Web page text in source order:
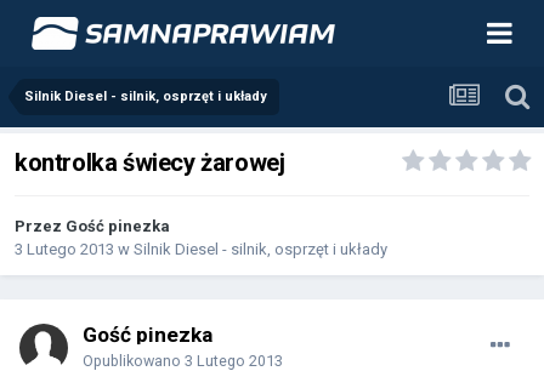
Silnik Diesel - silnik, osprzęt i układy
kontrolka świecy żarowej
Przez Gość pinezka
3 Lutego 2013 w Silnik Diesel - silnik, osprzęt i układy
Gość pinezka
Opublikowano 3 Lutego 2013